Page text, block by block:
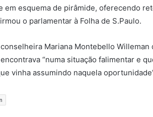
em esquema de pirâmide, oferecendo
o parlamentar à Folha de S.Paulo.
Mariana Montebello
“numa situação falimentar e
vinha assumindo naquela